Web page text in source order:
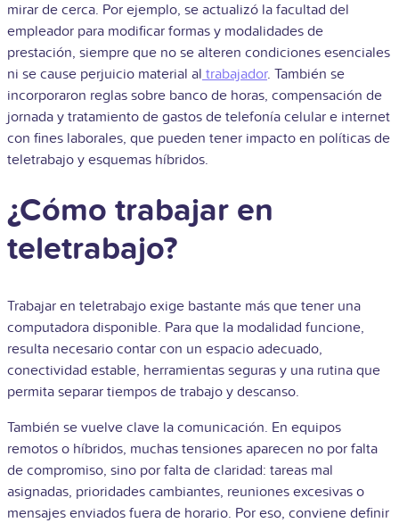
mirar de cerca. Por ejemplo, se actualizó la facultad del
empleador para modificar formas y modalidades de
prestación, siempre que no se alteren condiciones esenciales
ni se cause perjuicio material al trabajador. También se
incorporaron reglas sobre banco de horas, compensación de
jornada y tratamiento de gastos de telefonía celular e internet
con fines laborales, que pueden tener impacto en políticas de
teletrabajo y esquemas híbridos.
¿Cómo trabajar en
teletrabajo?
Trabajar en teletrabajo exige bastante más que tener una
computadora disponible. Para que la modalidad funcione,
resulta necesario contar con un espacio adecuado,
conectividad estable, herramientas seguras y una rutina que
permita separar tiempos de trabajo y descanso.
También se vuelve clave la comunicación. En equipos
remotos o híbridos, muchas tensiones aparecen no por falta
de compromiso, sino por falta de claridad: tareas mal
asignadas, prioridades cambiantes, reuniones excesivas o
mensajes enviados fuera de horario. Por eso, conviene definir